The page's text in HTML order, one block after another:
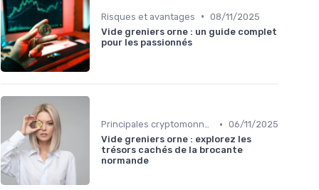
Risques et avantages • 08/11/2025
Vide greniers orne : un guide complet
pour les passionnés
Principales cryptomonnaies pour l'investissement • 06/11/2025
Vide greniers orne : explorez les
trésors cachés de la brocante
normande